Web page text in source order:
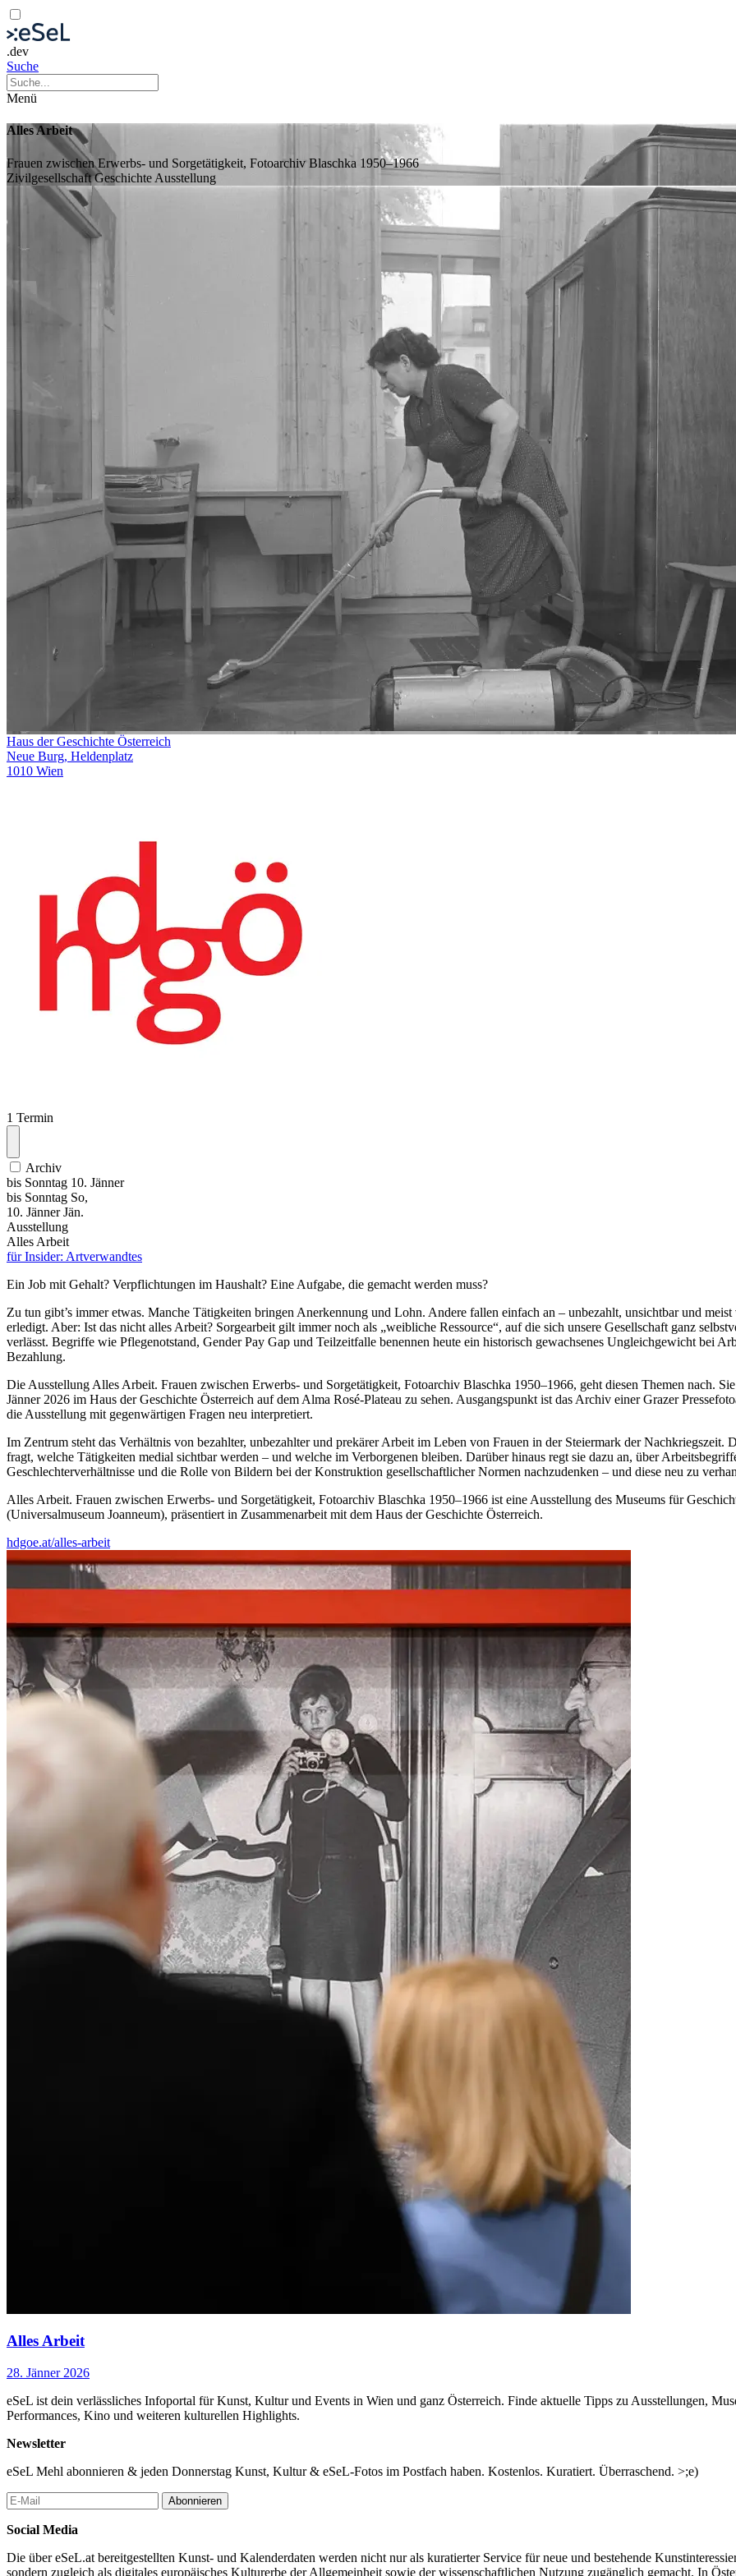
.dev
Suche
Menü
Alles Arbeit
Frauen zwischen Erwerbs- und Sorgetätigkeit, Fotoarchiv Blaschka 1950–1966
ZivilgesellschaftGeschichte Ausstellung
Haus der Geschichte Österreich
Neue Burg, Heldenplatz
1010 Wien
1 Termin
Archiv
bis Sonntag 10. Jänner
bis Sonntag So,
10. Jänner Jän.
Ausstellung
Alles Arbeit
für Insider: Artverwandtes
Ein Job mit Gehalt? Verpflichtungen im Haushalt? Eine Aufgabe, die gemacht werden muss?
Zu tun gibt’s immer etwas. Manche Tätigkeiten bringen Anerkennung und Lohn. Andere fallen einfach an – unbezahlt, unsichtbar und meist
erledigt. Aber: Ist das nicht alles Arbeit? Sorgearbeit gilt immer noch als „weibliche Ressource“, auf die sich unsere Gesellschaft ganz
verlässt. Begriffe wie Pflegenotstand, Gender Pay Gap und Teilzeitfalle benennen heute ein historisch gewachsenes Ungleichgewicht bei
Bezahlung.
Die Ausstellung Alles Arbeit. Frauen zwischen Erwerbs- und Sorgetätigkeit, Fotoarchiv Blaschka 1950–1966, geht diesen Themen nach.
Jänner 2026 im Haus der Geschichte Österreich auf dem Alma Rosé-Plateau zu sehen. Ausgangspunkt ist das Archiv einer Grazer
die Ausstellung mit gegenwärtigen Fragen neu interpretiert.
Im Zentrum steht das Verhältnis von bezahlter, unbezahlter und prekärer Arbeit im Leben von Frauen in der Steiermark der Nachkriegszeit.
fragt, welche Tätigkeiten medial sichtbar werden – und welche im Verborgenen bleiben. Darüber hinaus regt sie dazu an, über
Geschlechterverhältnisse und die Rolle von Bildern bei der Konstruktion gesellschaftlicher Normen nachzudenken – und diese neu zu
Alles Arbeit. Frauen zwischen Erwerbs- und Sorgetätigkeit, Fotoarchiv Blaschka 1950–1966 ist eine Ausstellung des Museums für
(Universalmuseum Joanneum), präsentiert in Zusammenarbeit mit dem Haus der Geschichte Österreich.
hdgoe.at/alles-arbeit
Alles Arbeit
28. Jänner 2026
eSeL ist dein verlässliches Infoportal für Kunst, Kultur und Events in Wien und ganz Österreich. Finde aktuelle Tipps zu Ausstellungen,
Performances, Kino und weiteren kulturellen Highlights.
Newsletter
eSeL Mehl abonnieren & jeden Donnerstag Kunst, Kultur & eSeL-Fotos im Postfach haben. Kostenlos. Kuratiert. Überraschend. >;e)
Abonnieren
Social Media
Die über eSeL.at bereitgestellten Kunst- und Kalenderdaten werden nicht nur als kuratierter Service für neue und bestehende
sondern zugleich als digitales europäisches Kulturerbe der Allgemeinheit sowie der wissenschaftlichen Nutzung zugänglich gemacht. In